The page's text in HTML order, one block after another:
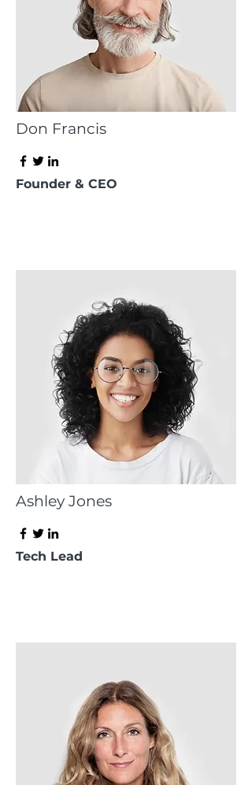
Don Francis
Founder & CEO
Ashley Jones
Tech Lead